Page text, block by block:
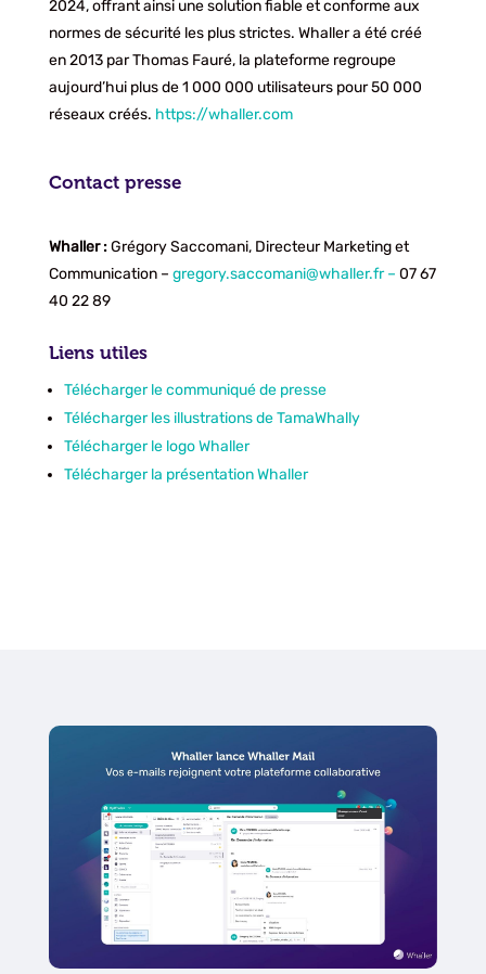
2024, offrant ainsi une solution fiable et conforme aux
normes de sécurité les plus strictes. Whaller a été créé
en 2013 par Thomas Fauré, la plateforme regroupe
aujourd’hui plus de 1 000 000 utilisateurs pour 50 000
réseaux créés. https://whaller.com
Contact presse
Whaller :Grégory Saccomani, Directeur Marketing et
Communication – gregory.saccomani@whaller.fr – 07 67
40 22 89
Liens utiles
Télécharger le communiqué de presse
Télécharger les illustrations de TamaWhally
Télécharger le logo Whaller
Télécharger la présentation Whaller